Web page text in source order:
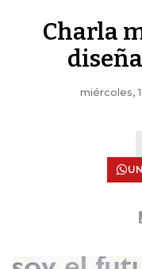
Charla
miércoles,